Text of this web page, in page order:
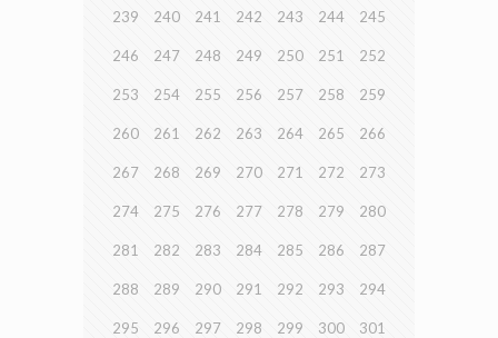
239 240 241 242 243 244 245
246 247 248 249 250 251 252
253 254 255 256 257 258 259
260 261 262 263 264 265 266
267 268 269 270 271 272 273
274 275 276 277 278 279 280
281 282 283 284 285 286 287
288 289 290 291 292 293 294
295 296 297 298 299 300 301